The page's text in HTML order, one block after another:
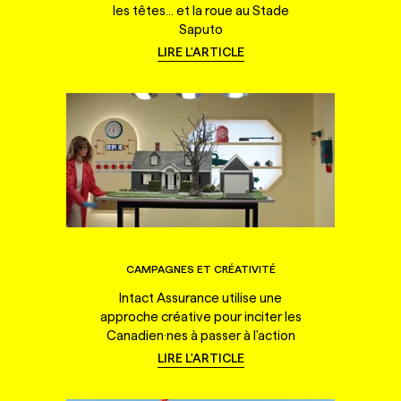
les têtes... et la roue au Stade
Saputo
LIRE L'ARTICLE
CAMPAGNES ET CRÉATIVITÉ
Intact Assurance utilise une
approche créative pour inciter les
Canadien·nes à passer à l'action
LIRE L'ARTICLE